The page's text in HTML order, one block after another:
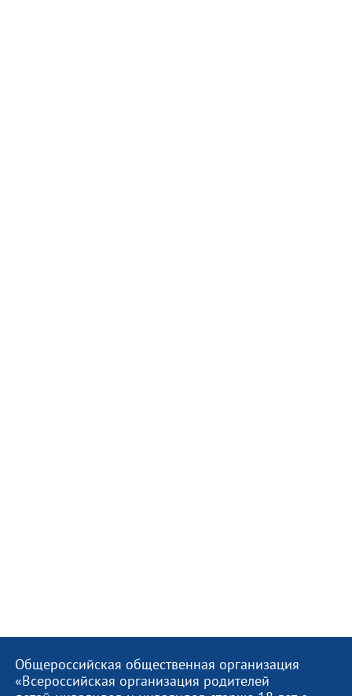
Общероссийская общественная организация
«Всероссийская организация родителей